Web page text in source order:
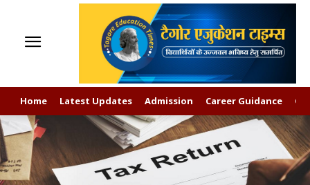
Home Latest Updates Admission Career Guidance GK